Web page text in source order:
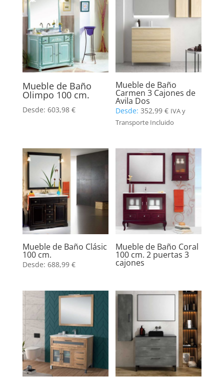
Mueble de Baño
Olimpo 100 cm.
Desde: 603,98 €
Mueble de Baño
Carmen 3 Cajones de
Avila Dos
Desde:352,99€ IVA y
Transporte Incluido
Mueble de Baño Clásic
100 cm.
Desde: 688,99 €
Mueble de Baño Coral
100 cm. 2 puertas 3
cajones